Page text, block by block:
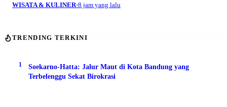
WISATA & KULINER·8 jam yang lalu
TRENDING TERKINI
1
Soekarno-Hatta: Jalur Maut di Kota Bandung yang
Terbelenggu Sekat Birokrasi